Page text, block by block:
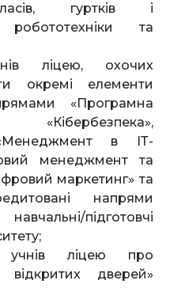
гуртків і
та
ліцею, охочих
окремі елементи
«Програмна
«Менеджмент в ІТ-
менеджмент та
маркетинг» та
напрями
підготовчі
учнів ліцею про
дверей»